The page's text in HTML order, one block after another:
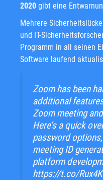
2020 gibt eine
Mehrere
und IT-
Programm in all seinen
Software laufend
Zoom has been
additional
Zoom meeting
Here’s a quick
password
meeting ID
platform
https://t.co/